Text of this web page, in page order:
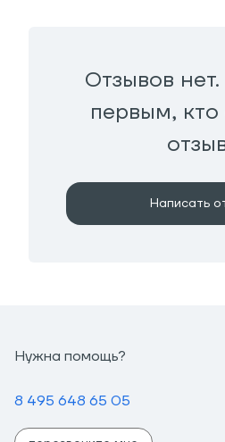
Отзывов
первым, кто
Написать
Нужна помощь?
8 495 648 65 05